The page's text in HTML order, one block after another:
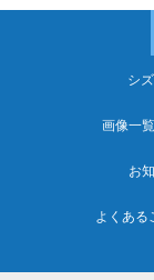
シ
画像一覧
お
よくある